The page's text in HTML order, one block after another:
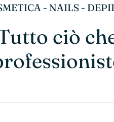
- NAILS -
ciò